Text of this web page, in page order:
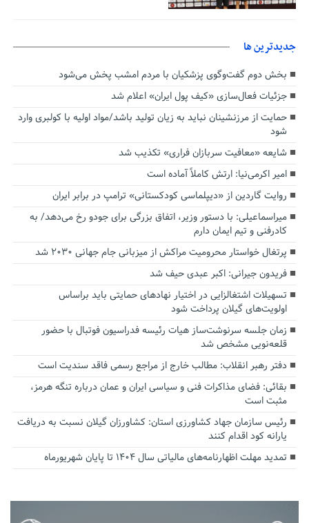
جديدترين ها
بخش دوم گفت‌وگوی پزشکیان با مردم امشب پخش می‌شود
جزئیات فعال‌سازی «کیف پول ایران» اعلام شد
حمایت از مرزنشینان نباید به زیان تولید باشد/مواد اولیه با کولبری وارد
شود
شایعه «معافیت سربازان فراری» تکذیب شد
امیر اکرمی‌نیا: ارتش کاملاً آماده است
روایت گاردین از «دیپلماسی کودکستانی» ترامپ در برابر ایران
میراسماعیلی: با دستور وزیر، اتفاق بزرگی برای جودو رخ می‌دهد/ به
کادرفنی و تیم ایمان دارم
پرتغال خواستار محرومیت مراکش از میزبانی جام جهانی ۲۰۳۰ شد
فریدون جیرانی: اکبر عبدی حیف شد
تسهیلات اشتغالزایی در اختیار نهادهای حمایتی باید براساس
اولویت‌های گیلان پرداخت شود
زمان جلسه سرنوشت‌ساز هیات رئیسه فدراسیون فوتبال با حضور
قلعه‌نویی مشخص شد
دفتر رهبر انقلاب: مطالب خارج از مراجع رسمی فاقد سندیت است
بقائی: فضای مذاکرات فنی و سیاسی ایران و عمان درباره تنگه هرمز،
مثبت است
رئیس سازمان جهاد کشاورزی استان: کشاورزان گیلان نسبت به دریافت
یارانه کود اقدام کنند
تمدید مهلت اظهارنامه‌های مالیاتی سال ۱۴۰۴ تا پایان شهریورماه